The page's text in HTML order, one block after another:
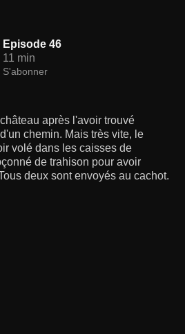
Episode 46
11 min
S'abonner
après l'avoir trouvé
chemin. Mais très vite, le
volé dans les caisses de
de trahison pour avoir
deux sont envoyés au cachot.